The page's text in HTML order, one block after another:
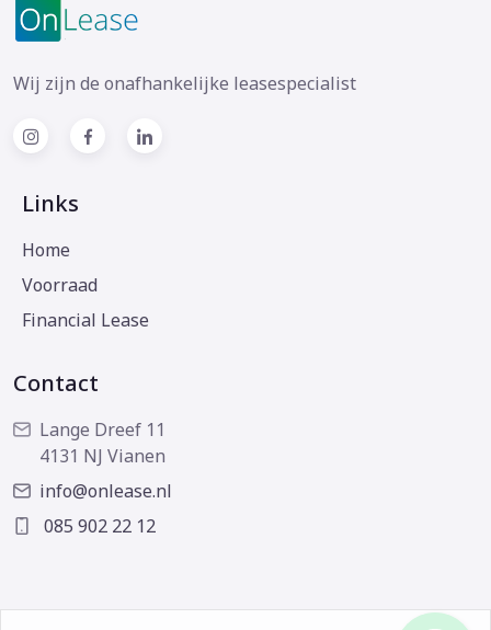
Wij zijn de onafhankelijke leasespecialist
Links
Home
Voorraad
Financial Lease
Contact
Lange Dreef 11
4131 NJ Vianen
info@onlease.nl
085 902 22 12